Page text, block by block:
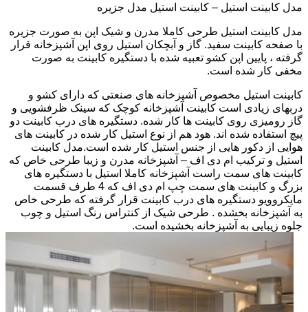
مدل کابینت استیل – کابینت استیل مدل جزیره
مدل کابینت استیل طرحی کاملا مدرن و شیک اپن به صورت جزیره
با صفحه کابینت سفید. گاز و آبچکان استیل روی اپن آشپزخانه قرار
گرفته ، پایین اپن کشو تعبیه شده با دستگیره کابینت به صورت
مخفی کار شده است.
کابینت استیل مخصوص آشپزخانه های صنعتی که دارای کشو و
دربهای زیادی است کابینت آشپزخانه کوچک که سینک ظرفشویی و
گاز رومیزی روی کابینت ها کار شده. دستگیره های درب کابینت دو
پیچ استفاده شده اند. هود هم از نوع استیل کار شده در کابینت های
هوایی از دکور هایی از جنس استیل کار شده است.مدل کابینت
استیل و ترکیب ام دی اف – آشپزخانه مدرن و زیبا طرحی خاص که
کابینت های سمت راست آشپزخانه کاملا استیل با دستگیره های
بزرگ و کابینت های سمت چپ ام دی اف که 4 طرف قسمت
مایکروویو دستگیره های درب کابینت قرار گرفته که طرحی خاص
به آشپزخانه بخشده . طرحی شیک از کنتراس رنگ استیل و چوب
جلوه زیبایی به آشپزخانه بخشیده است.